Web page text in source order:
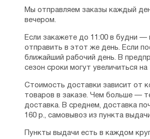
Мы отправляем заказы каждый
вечером.
Если закажете до 11:00 в будни —
отправить в этот же день. Если
ближайший рабочий день. В
сезон сроки могут увеличиться на
Стоимость доставки зависит от
товаров в заказе. Чем больше —
доставка. В среднем, доставка
160 р., самовывоз из пункта
Пункты выдачи есть в каждом